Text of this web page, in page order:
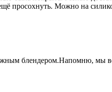
просохнуть. Можно на
блендером.Напомню, мы